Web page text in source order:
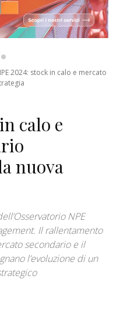
2024: stock in calo e mercato
calo e
nuova
NPE
Il rallentamento
secondario e il
l’evoluzione di un